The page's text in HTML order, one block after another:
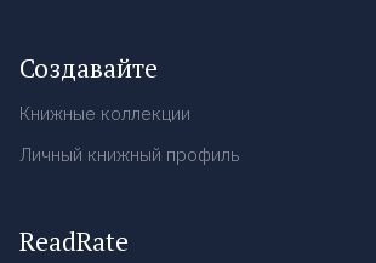
Создавайте
Книжные коллекции
Личный книжный профиль
ReadRate